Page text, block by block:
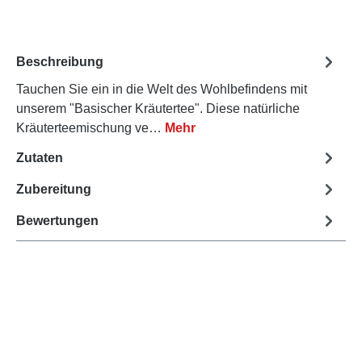
Beschreibung
Tauchen Sie ein in die Welt des Wohlbefindens mit
unserem "Basischer Kräutertee". Diese natürliche
Kräuterteemischung ve… Mehr
Zutaten
Zubereitung
Bewertungen